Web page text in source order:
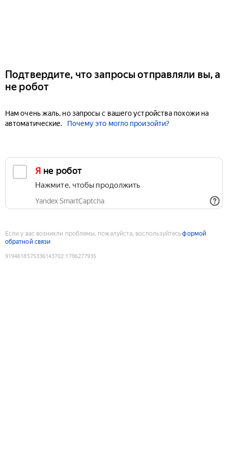
Подтвердите, что запросы отправляли вы, а
не робот
Нам очень жаль, но запросы с вашего устройства похожи на
автоматические.
Почему это могло произойти?
Я не робот
Нажмите, чтобы продолжить
Yandex SmartCaptcha
Если у вас возникли проблемы, пожалуйста, воспользуйтесьформой
обратной связи
9194618575336143702:1786277935